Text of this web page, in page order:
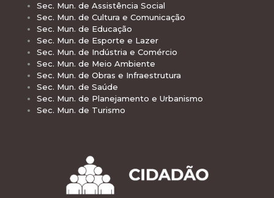
Sec. Mun. de Assistência Social
Sec. Mun. de Cultura e Comunicação
Sec. Mun. de Educação
Sec. Mun. de Esporte e Lazer
Sec. Mun. de Indústria e Comércio
Sec. Mun. de Meio Ambiente
Sec. Mun. de Obras e Infraestrutura
Sec. Mun. de Saúde
Sec. Mun. de Planejamento e Urbanismo
Sec. Mun. de Turismo